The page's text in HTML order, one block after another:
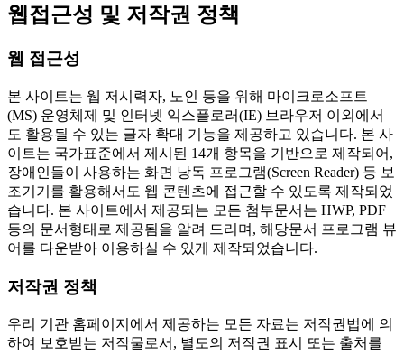
웹접근성 및 저작권 정책
웹 접근성
본 사이트는 웹 저시력자, 노인 등을 위해 마이크로소프트
(MS) 운영체제 및 인터넷 익스플로러(IE) 브라우저 이외에서
도 활용될 수 있는 글자 확대 기능을 제공하고 있습니다. 본 사
이트는 국가표준에서 제시된 14개 항목을 기반으로 제작되어,
장애인들이 사용하는 화면 낭독 프로그램(Screen Reader) 등 보
조기기를 활용해서도 웹 콘텐츠에 접근할 수 있도록 제작되었
습니다. 본 사이트에서 제공되는 모든 첨부문서는 HWP, PDF
등의 문서형태로 제공됨을 알려 드리며, 해당문서 프로그램 뷰
어를 다운받아 이용하실 수 있게 제작되었습니다.
저작권 정책
우리 기관 홈페이지에서 제공하는 모든 자료는 저작권법에 의
하여 보호받는 저작물로서, 별도의 저작권 표시 또는 출처를